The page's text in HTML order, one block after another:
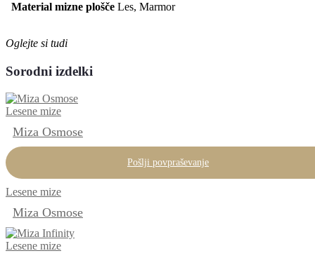
Material mizne plošče Les, Marmor
Oglejte si tudi
Sorodni izdelki
Lesene mize
Miza Osmose
Pošlji povpraševanje
Lesene mize
Miza Osmose
Lesene mize